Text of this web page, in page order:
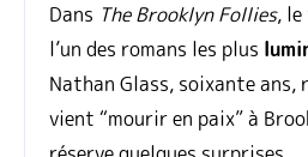
Dans The Brooklyn Follies, le
l’un des romans les plus
Nathan Glass, soixante ans,
vient “mourir en paix” à